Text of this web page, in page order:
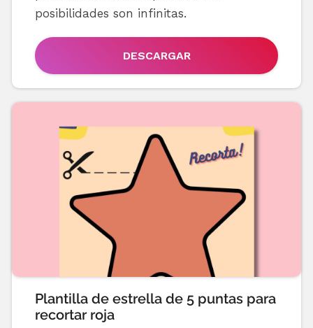
posibilidades son infinitas.
DESCARGAR
Plantilla de estrella de 5 puntas para
recortar roja